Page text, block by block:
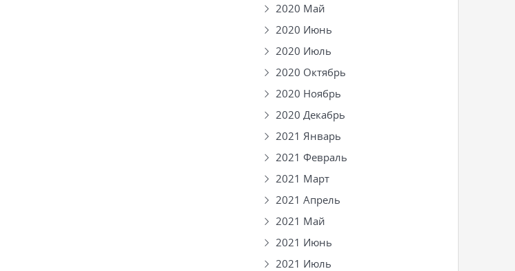
2020 Май
2020 Июнь
2020 Июль
2020 Октябрь
2020 Ноябрь
2020 Декабрь
2021 Январь
2021 Февраль
2021 Март
2021 Апрель
2021 Май
2021 Июнь
2021 Июль